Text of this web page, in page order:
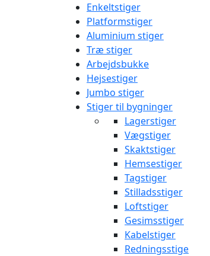
Enkeltstiger
Platformstiger
Aluminium stiger
Træ stiger
Arbejdsbukke
Hejsestiger
Jumbo stiger
Stiger til bygninger
Lagerstiger
Vægstiger
Skaktstiger
Hemsestiger
Tagstiger
Stilladsstiger
Loftstiger
Gesimsstiger
Kabelstiger
Redningsstige